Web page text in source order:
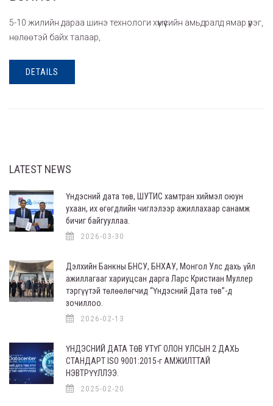
5-10 жилийн дараа шинэ технологи хүмүүсийн амьдралд ямар үүрэг,
нөлөөтэй байх талаар,
DETAILS
LATEST NEWS
Үндэсний дата төв, ШУТИС хамтран хиймэл оюун
ухаан, их өгөгдлийн чиглэлээр ажиллахаар санамж
бичиг байгууллаа.
2026-03-30
Дэлхийн Банкны БНСУ, БНХАУ, Монгол Улс дахь үйл
ажиллагааг хариуцсан дарга Ларс Кристиан Муллер
тэргүүтэй төлөөлөгчид “Үндэсний Дата төв”-д
зочиллоо.
2026-02-13
ҮНДЭСНИЙ ДАТА ТӨВ УТҮГ ОЛОН УЛСЫН 2 ДАХЬ
СТАНДАРТ ISO 9001:2015-г АМЖИЛТТАЙ
НЭВТРҮҮЛЛЭЭ.
2025-02-20